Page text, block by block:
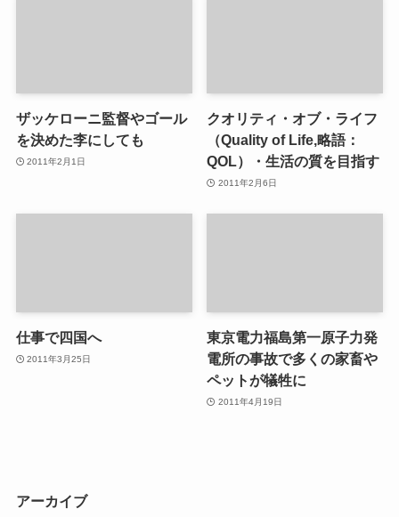
ザッケローニ監督やゴール
を決めた李にしても
2011年2月1日
クオリティ・オブ・ライフ
（Quality of Life,略語：
QOL）・生活の質を目指す
2011年2月6日
仕事で四国へ
2011年3月25日
東京電力福島第一原子力発
電所の事故で多くの家畜や
ペットが犠牲に
2011年4月19日
アーカイブ